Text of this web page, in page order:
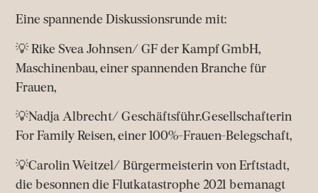
Eine spannende Diskussionsrunde mit:
💡 Rike Svea Johnsen/ GF der Kampf GmbH,
Maschinenbau, einer spannenden Branche für
Frauen,
💡Nadja Albrecht/ Geschäftsführ.Gesellschafterin
For Family Reisen, einer 100%-Frauen-Belegschaft,
💡Carolin Weitzel/ Bürgermeisterin von Erftstadt,
die besonnen die Flutkatastrophe 2021 bemanagt